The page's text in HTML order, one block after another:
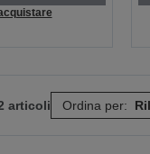
articoli Ordina per: